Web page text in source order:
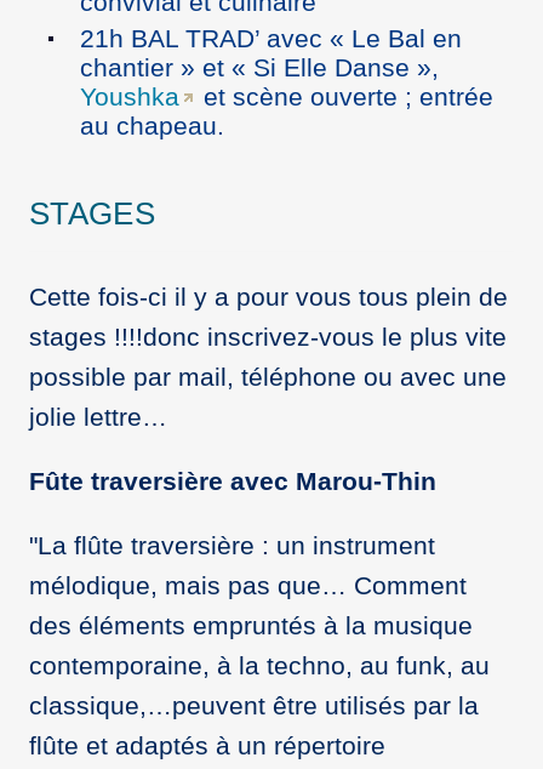
21h BAL TRAD’ avec « Le Bal en
chantier » et « Si Elle Danse »,
Youshka
et scène ouverte ; entrée
au chapeau.
STAGES
Cette fois-ci il y a pour vous tous plein de
stages !!!!donc inscrivez-vous le plus vite
possible par mail, téléphone ou avec une
jolie lettre…
Fûte traversière avec Marou-Thin
"La flûte traversière : un instrument
mélodique, mais pas que… Comment
des éléments empruntés à la musique
contemporaine, à la techno, au funk, au
classique,…peuvent être utilisés par la
flûte et adaptés à un répertoire